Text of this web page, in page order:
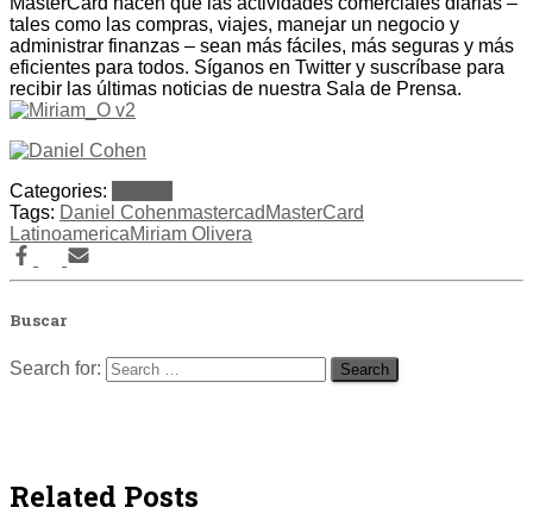
tales como las compras, viajes, manejar un negocio y
administrar finanzas – sean más fáciles, más seguras y más
eficientes para todos. Síganos en Twitter y suscríbase para
recibir las últimas noticias de nuestra Sala de Prensa.
Categories:
Tags: Daniel Cohenmastercad MasterCard
LatinoamericaMiriam Olivera
Buscar
Search for:
Related Posts